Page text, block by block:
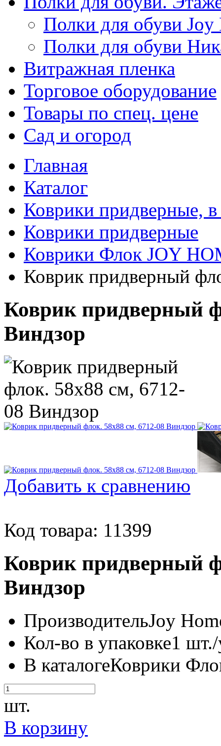
Полки для обуви Joy
Полки для обуви
Витражная пленка
Торговое оборудование
Товары по спец. цене
Сад и огород
Главная
Каталог
Коврики придверные,
Коврики придверные
Коврики Флок JOY
Коврик придверный
Коврик придверный
Виндзор
Добавить к сравнению
Код товара: 11399
Коврик придверный
Виндзор
ПроизводительJoy
Кол-во в упаковке1
В каталогеКоврики
шт.
В корзину